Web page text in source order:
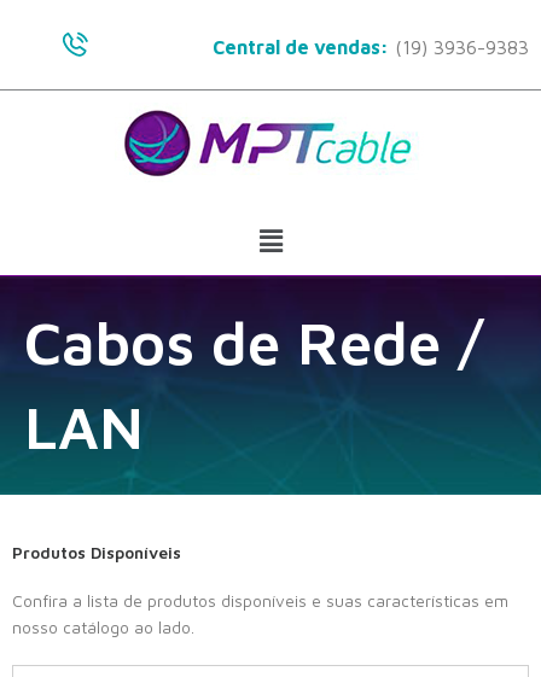
conteúdo
Central de vendas: (19) 3936-9383
Menu
Cabos de Rede /
LAN
Produtos Disponíveis
Confira a lista de produtos disponíveis e suas características em
nosso catálogo ao lado.